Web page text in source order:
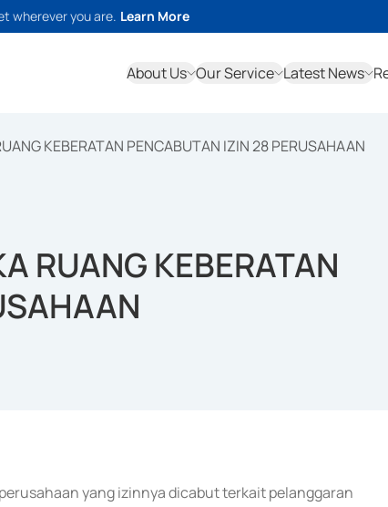
wherever you are. Learn More
About Us Our Service Latest News
KEBERATAN PENCABUTAN IZIN 28 PERUSAHAAN
RUANG KEBERATAN
yang izinnya dicabut terkait pelanggaran